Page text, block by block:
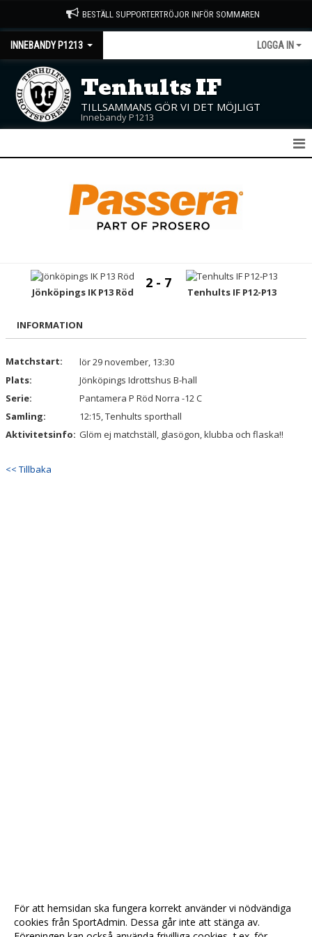
BESTÄLL SUPPORTERTRÖJOR INFÖR SOMMAREN
INNEBANDY P1213 LOGGA IN
Tenhults IF
TILLSAMMANS GÖR VI DET MÖJLIGT
Innebandy P1213
TRUPPEN
BILDGALLERI
KONTAKT
Jönköpings IK P13 Röd
2 - 7
Tenhults IF P12-P13
INFORMATION
Matchstart:
lör 29 november, 13:30
Plats:
Jönköpings Idrottshus B-hall
Serie:
Pantamera P Röd Norra -12 C
Samling:
12:15, Tenhults sporthall
Aktivitetsinfo: Glöm ej matchställ, glasögon, klubba och flaska!!
<< Tillbaka
För att hemsidan ska fungera korrekt använder vi nödvändiga
cookies från SportAdmin. Dessa går inte att stänga av.